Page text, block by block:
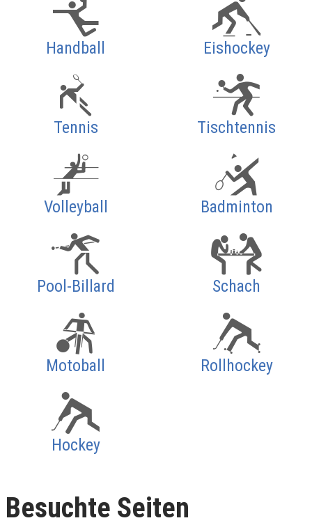
Handball Eishockey
Tennis Tischtennis
Volleyball Badminton
Pool-Billard Schach
Motoball Rollhockey
Hockey
Besuchte Seiten